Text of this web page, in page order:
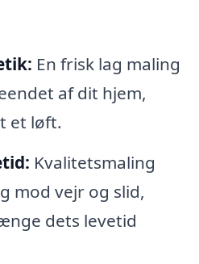
En frisk lag maling
af dit hjem,
et løft.
Kvalitetsmaling
mod vejr og slid,
dets levetid